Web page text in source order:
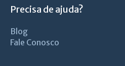
Precisa de ajuda?
Blog
Fale Conosco